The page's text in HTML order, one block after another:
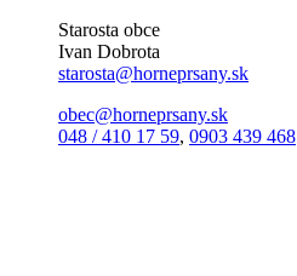
Starosta obce
Ivan Dobrota
starosta@horneprsany.sk
obec@horneprsany.sk
048 / 410 17 59, 0903 439 468